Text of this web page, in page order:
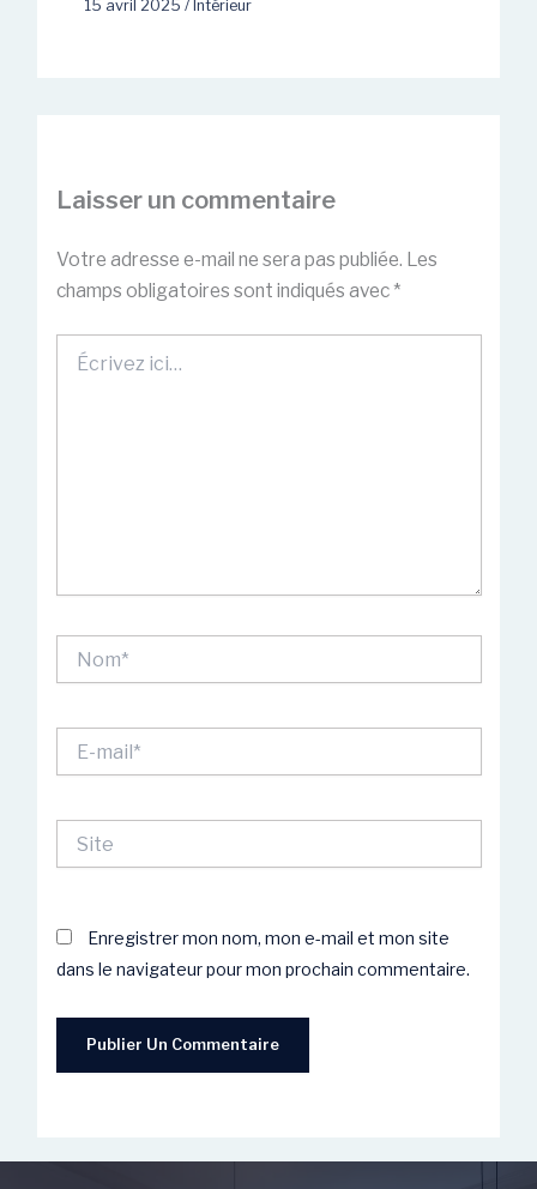
15 avril 2025 / Intérieur
Laisser un commentaire
Votre adresse e-mail ne sera pas publiée. Les
champs obligatoires sont indiqués avec *
ici…
mail*
Enregistrer mon nom, mon e-mail et mon site
dans le navigateur pour mon prochain commentaire.